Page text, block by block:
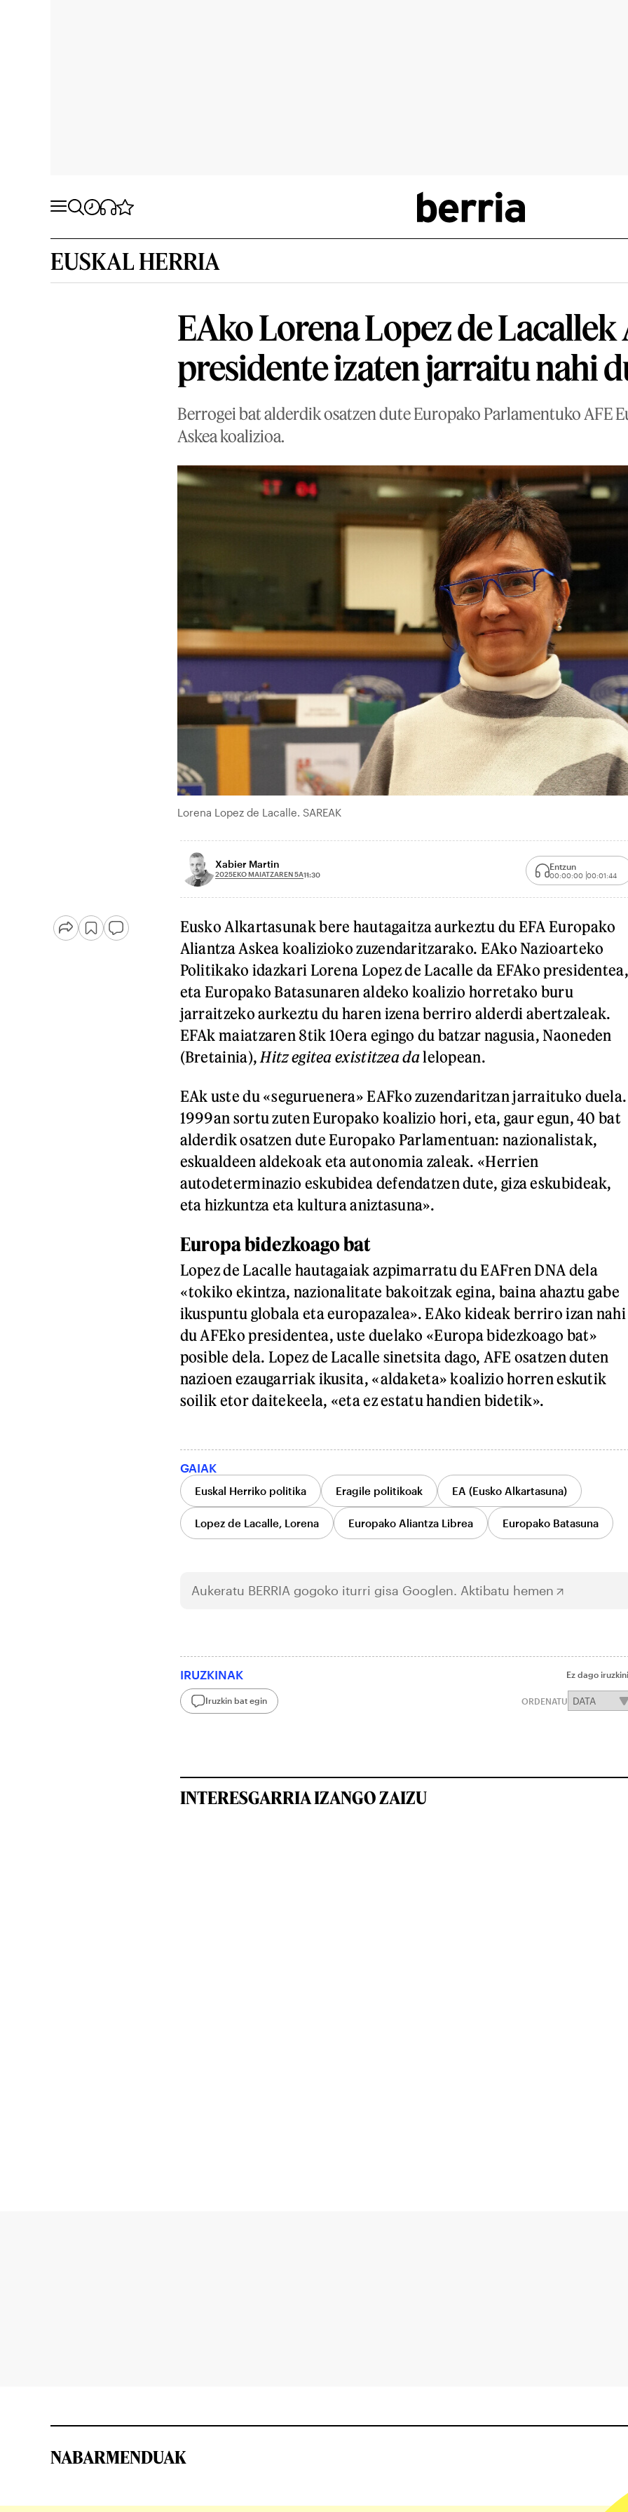
EUSKAL HERRIA
EAko Lorena Lopez de Lacallek
presidente izaten jarraitu nahi
Berrogei bat alderdik osatzen dute Europako Parlamentuko AFE
Askea koalizioa.
Lorena Lopez de Lacalle. SAREAK
Xabier Martin
2025EKO MAIATZAREN 5A11:30
Entzun
00:00:00 00:01:44
Eusko Alkartasunak bere hautagaitza aurkeztu du EFA Europako
Aliantza Askea koalizioko zuzendaritzarako. EAko Nazioarteko
Politikako idazkari Lorena Lopez de Lacalle da EFAko presidentea,
eta Europako Batasunaren aldeko koalizio horretako buru
jarraitzeko aurkeztu du haren izena berriro alderdi abertzaleak.
EFAk maiatzaren 8tik 10era egingo du batzar nagusia, Naoneden
(Bretainia), Hitz egitea existitzea dalelopean.
EAk uste du «seguruenera» EAFko zuzendaritzan jarraituko duela.
1999an sortu zuten Europako koalizio hori, eta, gaur egun, 40 bat
alderdik osatzen dute Europako Parlamentuan: nazionalistak,
eskualdeen aldekoak eta autonomia zaleak. «Herrien
autodeterminazio eskubidea defendatzen dute, giza eskubideak,
eta hizkuntza eta kultura aniztasuna».
Europa bidezkoago bat
Lopez de Lacalle hautagaiak azpimarratu du EAFren DNA dela
«tokiko ekintza, nazionalitate bakoitzak egina, baina ahaztu gabe
ikuspuntu globala eta europazalea». EAko kideak berriro izan nahi
du AFEko presidentea, uste duelako «Europa bidezkoago bat»
posible dela. Lopez de Lacalle sinetsita dago, AFE osatzen duten
nazioen ezaugarriak ikusita, «aldaketa» koalizio horren eskutik
soilik etor daitekeela, «eta ez estatu handien bidetik».
GAIAK
Euskal Herriko politika Eragile politikoak EA (Eusko Alkartasuna)
Lopez de Lacalle, Lorena Europako Aliantza Librea Europako Batasuna
Aukeratu BERRIA gogoko iturri gisa Googlen. Aktibatu hemen
IRUZKINAK Ez dago
Iruzkin bat egin ORDENATU
INTERESGARRIA IZANGO ZAIZU
NABARMENDUAK